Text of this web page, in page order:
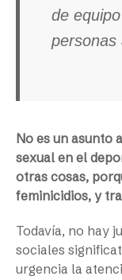
de
personas
No es un asunto
sexual en el
otras cosas,
feminicidios, y
Todavía, no hay
sociales
urgencia la